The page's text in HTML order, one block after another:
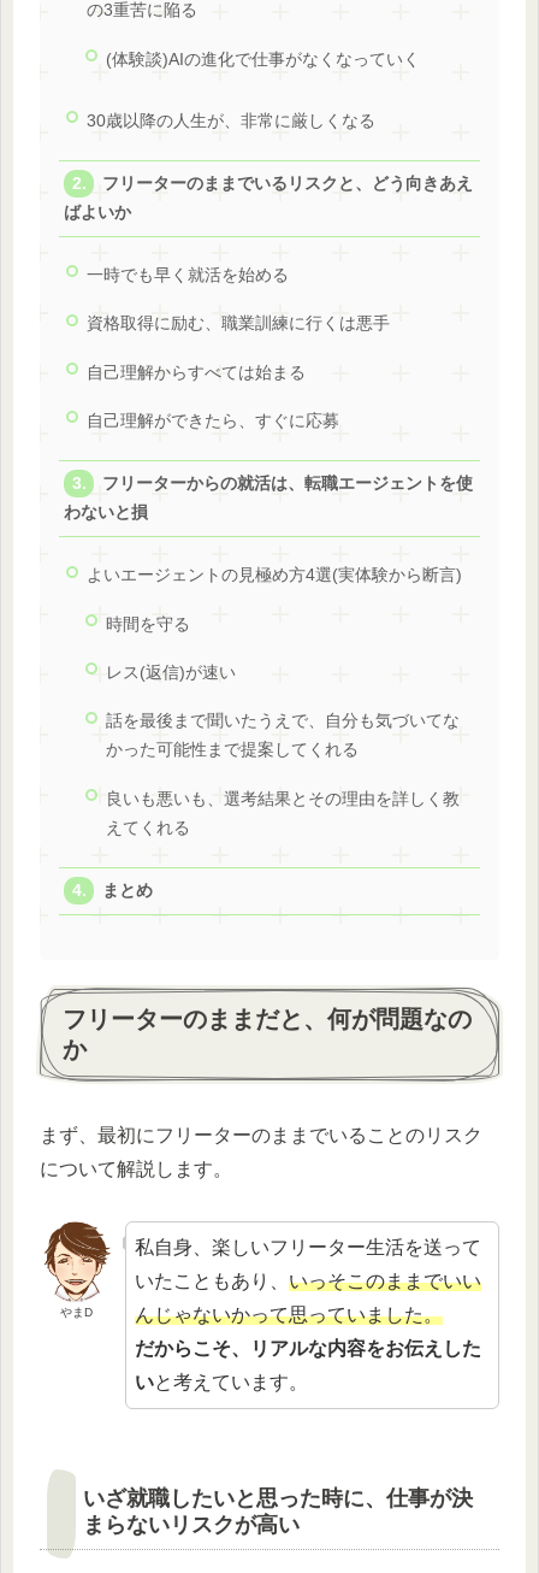
の3重苦に陥る
(体験談)AIの進化で仕事がなくなっていく
30歳以降の人生が、非常に厳しくなる
フリーターのままでいるリスクと、どう向きあえ
ばよいか
一時でも早く就活を始める
資格取得に励む、職業訓練に行くは悪手
自己理解からすべては始まる
自己理解ができたら、すぐに応募
フリーターからの就活は、転職エージェントを使
わないと損
よいエージェントの見極め方4選(実体験から断言)
時間を守る
レス(返信)が速い
話を最後まで聞いたうえで、自分も気づいてな
かった可能性まで提案してくれる
良いも悪いも、選考結果とその理由を詳しく教
えてくれる
まとめ
フリーターのままだと、何が問題なの
か
まず、最初にフリーターのままでいることのリスク
について解説します。
やまD
私自身、楽しいフリーター生活を送って
いたこともあり、いっそこのままでいい
んじゃないかって思っていました。
だからこそ、リアルな内容をお伝えした
いと考えています。
いざ就職したいと思った時に、仕事が決
まらないリスクが高い